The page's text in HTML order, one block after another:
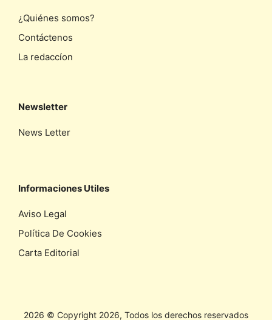
¿Quiénes somos?
Contáctenos
La redaccíon
Newsletter
News Letter
Informaciones Utiles
Aviso Legal
Política De Cookies
Carta Editorial
2026 © Copyright 2026, Todos los derechos reservados